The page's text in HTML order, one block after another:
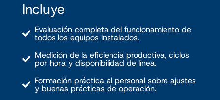
Incluye
Evaluación completa del funcionamiento de
todos los equipos instalados.
Medición de la eficiencia productiva, ciclos
por hora y disponibilidad de línea.
Formación práctica al personal sobre ajustes
y buenas prácticas de operación.